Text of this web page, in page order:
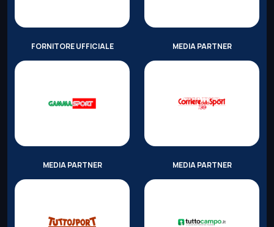
FORNITORE UFFICIALE MEDIA PARTNER
MEDIA PARTNER MEDIA PARTNER